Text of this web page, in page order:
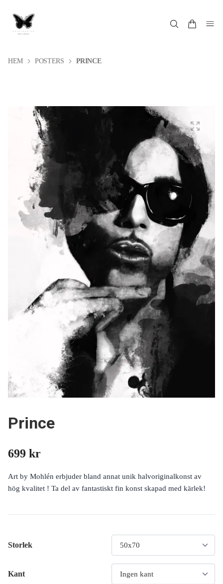
HEM POSTERS PRINCE
Prince
699 kr
Art by Mohlén erbjuder bland annat unik halvoriginalkonst av
hög kvalitet ! Ta del av fantastiskt fin konst skapad med kärlek!
Storlek
Kant